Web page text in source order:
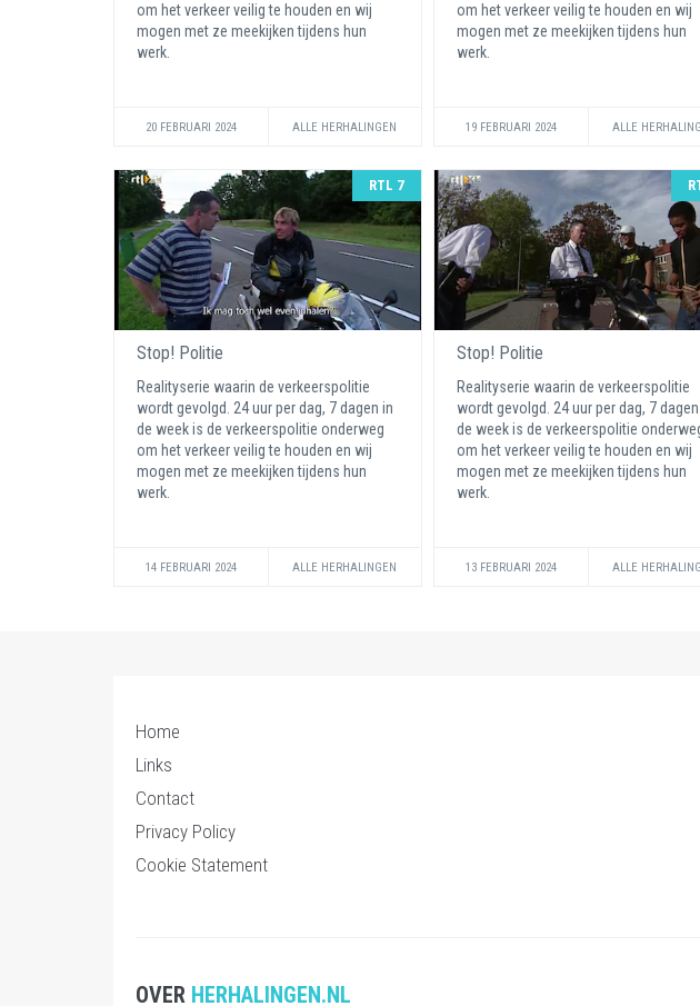
om het verkeer veilig te houden en wij
mogen met ze meekijken tijdens hun
werk.
20 FEBRUARI 2024 ALLE HERHALINGEN
om het verkeer veilig te houden en wij
mogen met ze meekijken tijdens hun
werk.
19 FEBRUARI 2024 ALLE
RTL 7
Stop! Politie
Realityserie waarin de verkeerspolitie
wordt gevolgd. 24 uur per dag, 7 dagen in
de week is de verkeerspolitie onderweg
om het verkeer veilig te houden en wij
mogen met ze meekijken tijdens hun
werk.
14 FEBRUARI 2024 ALLE HERHALINGEN
Stop! Politie
Realityserie waarin de verkeerspolitie
wordt gevolgd. 24 uur per dag, 7
de week is de verkeerspolitie
om het verkeer veilig te houden en wij
mogen met ze meekijken tijdens hun
werk.
13 FEBRUARI 2024 ALLE
Home
Links
Contact
Privacy Policy
Cookie Statement
OVER HERHALINGEN.NL